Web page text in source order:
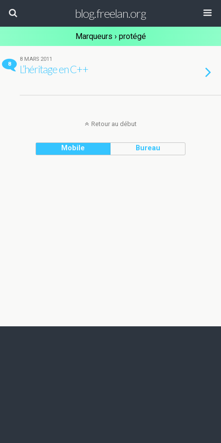
blog.freelan.org
Marqueurs › protégé
8
8 MARS 2011
L’héritage en C++
Retour au début
Mobile Bureau